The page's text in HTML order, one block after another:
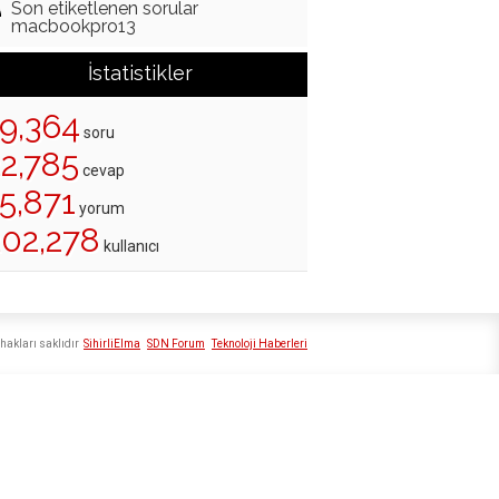
Son etiketlenen sorular
macbookpro13
İstatistikler
soru
cevap
yorum
kullanıcı
SihirliElma SDN Forum Teknoloji Haberleri
saklıdır